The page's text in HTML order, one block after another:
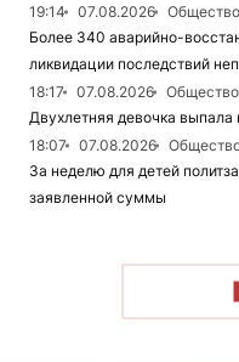
19:14
07.08.2026
Общество
Более 340 аварийно-
ликвидации последствий
18:17
07.08.2026
Общество
Двухлетняя девочка выпала
18:07
07.08.2026
За неделю для детей
заявленной суммы